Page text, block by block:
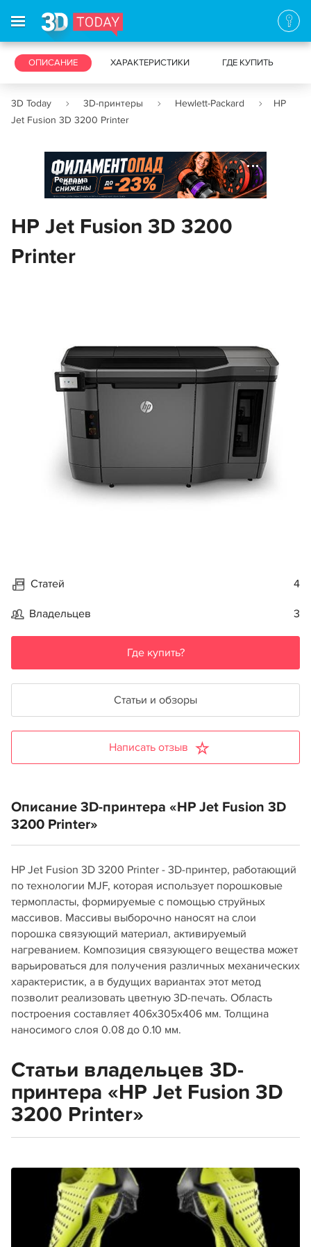
3D-ПРИНТЕРЫ 3D-СКАНЕРЫ
ОПИСАНИЕ ХАРАКТЕРИСТИКИ ГДЕ КУПИТЬ
3D Today 3D-принтеры Hewlett-Packard
HP
Jet Fusion 3D 3200 Printer
Реклама
HP Jet Fusion 3D 3200
Printer
Статей 4
Владельцев 3
Где купить?
Статьи и обзоры
Написать отзыв
Описание 3D-принтера «HP Jet Fusion 3D
3200 Printer»
HP Jet Fusion 3D 3200 Printer - 3D-принтер, работающий
по технологии MJF, которая использует порошковые
термопласты, формируемые с помощью струйных
массивов. Массивы выборочно наносят на слои
порошка связующий материал, активируемый
нагреванием. Композиция связующего вещества может
варьироваться для получения различных механических
характеристик, а в будущих вариантах этот метод
позволит реализовать цветную 3D-печать. Область
построения составляет 406x305x406 мм. Толщина
наносимого слоя 0.08 до 0.10 мм.
Статьи владельцев 3D-
принтера «HP Jet Fusion 3D
3200 Printer»